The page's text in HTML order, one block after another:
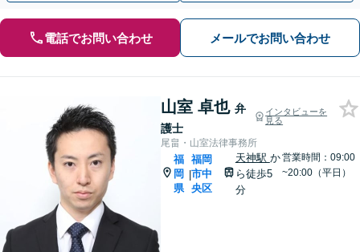
電話でお問い合わせ メールでお問い合わせ
山室 卓也 弁
護士
インタビューを
見る
尾畠・山室法律事務所
福
岡
県
|
福岡
市中
央区
天神駅 か
ら徒歩5
分
営業時間：09:00
~20:00（平日）